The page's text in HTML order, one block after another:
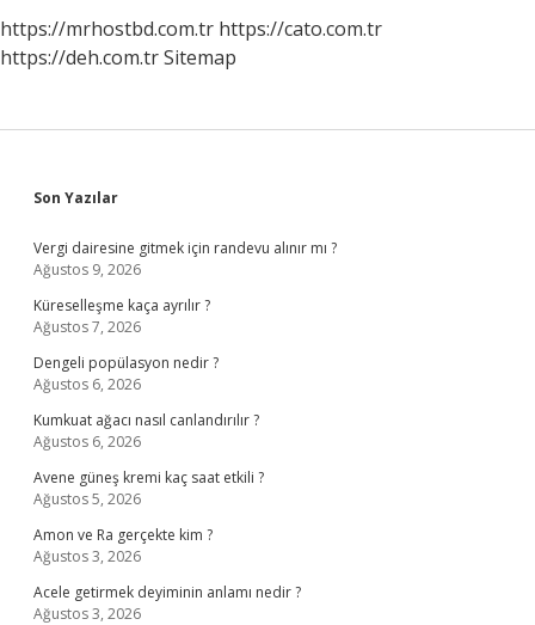
https://mrhostbd.com.tr https://cato.com.tr
https://deh.com.trSitemap
Sidebar
Son Yazılar
Vergi dairesine gitmek için randevu alınır mı ?
Ağustos 9, 2026
Küreselleşme kaça ayrılır ?
Ağustos 7, 2026
Dengeli popülasyon nedir ?
Ağustos 6, 2026
Kumkuat ağacı nasıl canlandırılır ?
Ağustos 6, 2026
Avene güneş kremi kaç saat etkili ?
Ağustos 5, 2026
Amon ve Ra gerçekte kim ?
Ağustos 3, 2026
Acele getirmek deyiminin anlamı nedir ?
Ağustos 3, 2026